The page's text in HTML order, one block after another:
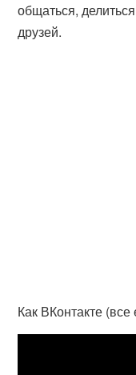
общаться,
друзей.
Как ВКонтакте